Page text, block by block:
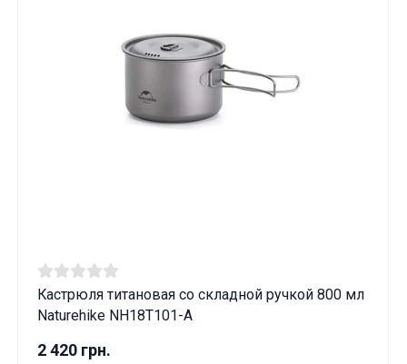
Кастрюля титановая со складной ручкой 800 мл
Naturehike NH18T101-A
2 420 грн.